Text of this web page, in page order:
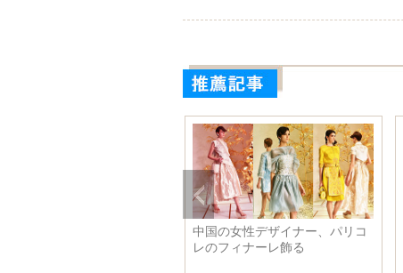
中国の女性デザイナー、パリコ
レのフィナーレ飾る